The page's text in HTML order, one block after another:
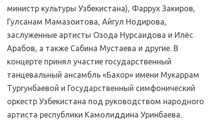
министр культуры Узбекистана), Фаррух Закиров,
Гулсанам Мамазоитова, Айгул Нодирова,
заслуженные артисты Озода Нурсаидова и Илёс
Арабов, а также Сабина Мустаева и другие. В
концерте принял участие государственный
танцевальный ансамбль «Бахор» имени Мукаррам
Тургунбаевой и Государственный симфонический
оркестр Узбекистана под руководством народного
артиста республики Камолиддина Уринбаева.